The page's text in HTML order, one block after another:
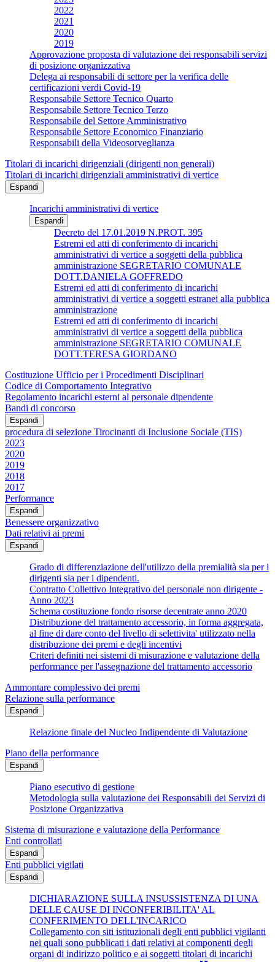
2022
2021
2020
2019
Approvazione proposta di valutazione dei responsabili servizi
di posizione organizzativa
Delega ai responsabili di settore per la verifica delle
certificazioni verdi Covid-19
Responsabile Settore Tecnico Quarto
Responsabile Settore Tecnico Terzo
Responsabile del Settore Amministrativo
Responsabile Settore Economico Finanziario
Responsabili della Videosorveglianza
Titolari di incarichi dirigenziali (dirigenti non generali)
Titolari di incarichi dirigenziali amministrativi di vertice
Espandi
Incarichi amministrativi di vertice
Espandi
Decreto del 17.01.2019 N.PROT. 395
Estremi ed atti di conferimento di incarichi
amministrativi di vertice a soggetti della pubblica
amministrazione SEGRETARIO COMUNALE
DOTT.DANIELA GOFFREDO
Estremi ed atti di conferimento di incarichi
amministrativi di vertice a soggetti estranei alla pubblica
amministrazione
Estremi ed atti di conferimento di incarichi
amministrativi di vertice a soggetti della pubblica
amministrazione SEGRETARIO COMUNALE
DOTT.TERESA GIORDANO
Costituzione Ufficio per i Procedimenti Disciplinari
Codice di Comportamento Integrativo
Regolamento incarichi esterni al personale dipendente
Bandi di concorso
Espandi
procedura di selezione Tirocinanti di Inclusione Sociale (TIS)
2023
2020
2019
2018
2017
Performance
Espandi
Benessere organizzativo
Dati relativi ai premi
Espandi
Grado di differenziazione dell'utilizzo della premialità sia per i
dirigenti sia per i dipendenti.
Contratto Collettivo Integrativo del personale non dirigente -
Anno 2023
Schema costituzione fondo risorse decentrate anno 2020
Distribuzione del trattamento accessorio, in forma aggregata,
al fine di dare conto del livello di selettivita' utilizzato nella
distribuzione dei premi e degli incentivi
Criteri definiti nei sistemi di misurazione e valutazione della
performance per l'assegnazione del trattamento accessorio
Ammontare complessivo dei premi
Relazione sulla performance
Espandi
Relazione finale del Nucleo Indipendente di Valutazione
Piano della performance
Espandi
Piano esecutivo di gestione
Metodologia sulla valutazione dei Responsabili dei Servizi di
Posizione Organizzativa
Sistema di misurazione e valutazione della Performance
Enti controllati
Espandi
Enti pubblici vigilati
Espandi
DICHIARAZIONE SULLA INSUSSISTENZA DI UNA
DELLE CAUSE DI INCONFERIBILITA' AL
CONFERIMENTO DELL'INCARICO
Collegamento con siti istituzionali degli enti pubblici vigilanti
nei quali sono pubblicati i dati relativi ai componenti degli
organi di indirizzo politico e ai soggetti titolari di incarichi